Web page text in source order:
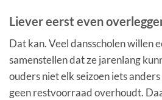
Liever eerst even
Dat kan. Veel dansscholen willen
samenstellen dat ze jarenlang
ouders niet elk seizoen iets
geen restvoorraad overhoudt.